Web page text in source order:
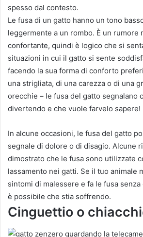
spesso dal contesto.
Le fusa di un gatto hanno un tono
leggermente a un rombo. È un rumore
confortante, quindi è logico che si
situazioni in cui il gatto si sente
facendo la sua forma di conforto
una strigliata, di una carezza o di una
orecchie – le fusa del gatto segnalano
divertendo e che vuole farvelo sapere!
In alcune occasioni, le fusa del gatto
segnale di dolore o di disagio. Alcune
dimostrato che le fusa sono utilizzate
lassamento nei gatti. Se il tuo animale
sintomi di malessere e fa le fusa
è possibile che stia soffrendo.
Cinguettio o